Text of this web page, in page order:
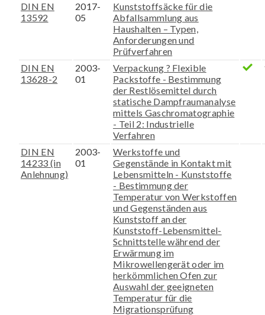
DIN EN
13592
2017-
05
Kunststoffsäcke für die
Abfallsammlung aus
Haushalten – Typen,
Anforderungen und
Prüfverfahren
DIN EN
13628-2
2003-
01
Verpackung ? Flexible
Packstoffe - Bestimmung
der Restlösemittel durch
statische Dampfraumanalyse
mittels Gaschromatographie
- Teil 2: Industrielle
Verfahren
DIN EN
14233 (in
Anlehnung)
2003-
01
Werkstoffe und
Gegenstände in Kontakt mit
Lebensmitteln - Kunststoffe
- Bestimmung der
Temperatur von Werkstoffen
und Gegenständen aus
Kunststoff an der
Kunststoff-Lebensmittel-
Schnittstelle während der
Erwärmung im
Mikrowellengerät oder im
herkömmlichen Ofen zur
Auswahl der geeigneten
Temperatur für die
Migrationsprüfung